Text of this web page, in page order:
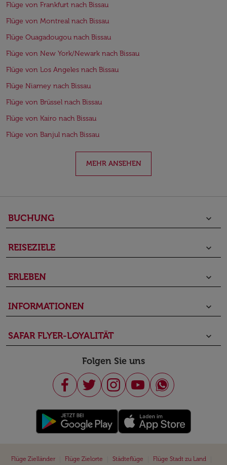
Flüge von Frankfurt nach Bissau
Flüge von Montreal nach Bissau
Flüge Ouagadougou nach Bissau
Flüge von New York/Newark nach Bissau
Flüge von Los Angeles nach Bissau
Flüge Niamey nach Bissau
Flüge von Brüssel nach Bissau
Flüge von Kairo nach Bissau
Flüge von Banjul nach Bissau
MEHR ANSEHEN
BUCHUNG keyboard_arrow_down
REISEZIELE keyboard_arrow_down
ERLEBEN keyboard_arrow_down
INFORMATIONEN keyboard_arrow_down
SAFAR FLYER-LOYALITÄT keyboard_arrow_down
Folgen Sie uns
Flüge Zielländer Flüge Zielorte Städteflüge Flüge Stadt zu Land